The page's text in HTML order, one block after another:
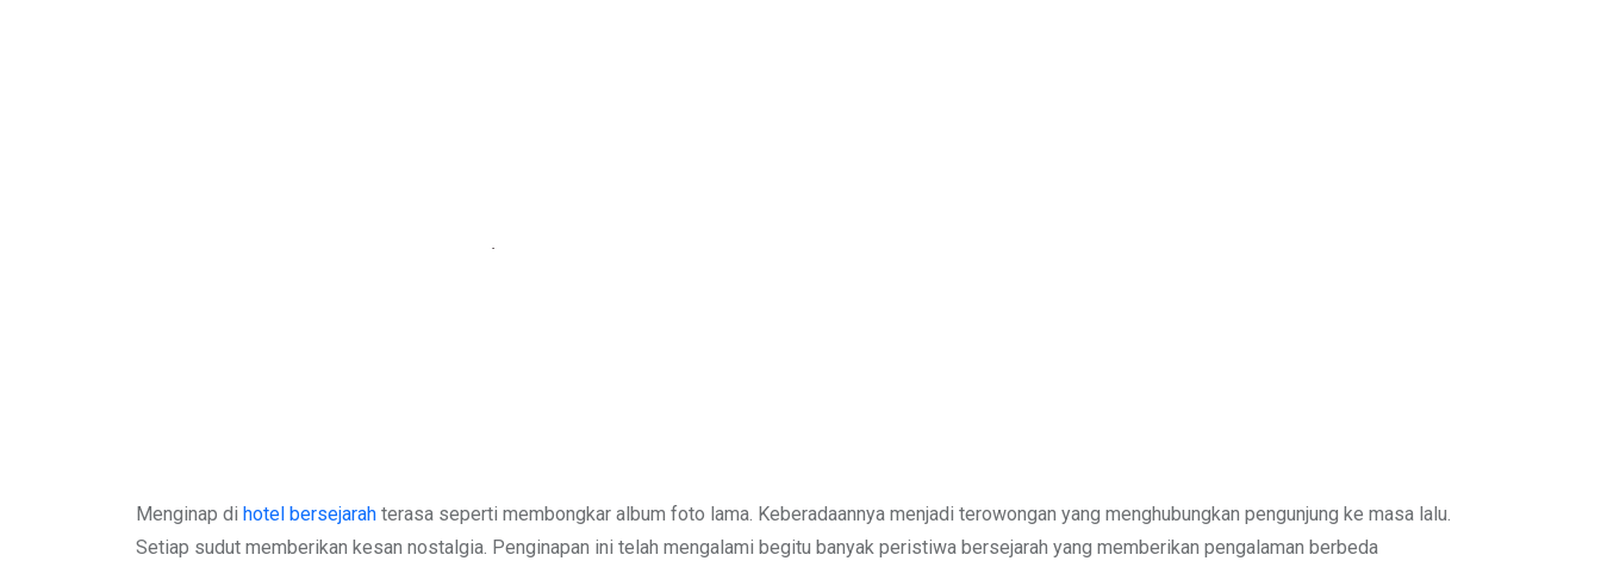
Menginap di hotel bersejarah terasa seperti membongkar album foto lama. Keberadaannya menjadi terowongan yang menghubungkan pengunjung ke masa lalu.
Setiap sudut memberikan kesan nostalgia. Penginapan ini telah mengalami begitu banyak peristiwa bersejarah yang memberikan pengalaman berbeda